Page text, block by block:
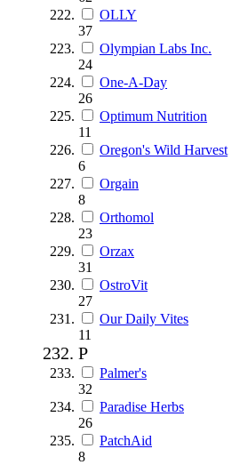
OLLY
37
Olympian Labs Inc.
24
One-A-Day
26
Optimum Nutrition
11
Oregon's Wild Harvest
6
Orgain
8
Orthomol
23
Orzax
31
OstroVit
27
Our Daily Vites
11
P
Palmer's
32
Paradise Herbs
26
PatchAid
8